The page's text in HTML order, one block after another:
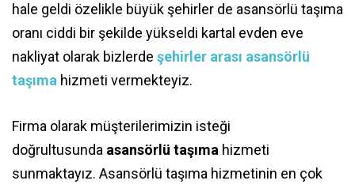
hale geldi özelikle büyük şehirler de asansörlü taşıma
oranı ciddi bir şekilde yükseldi kartal evden eve
nakliyat olarak bizlerde şehirler arası asansörlü
taşıma hizmeti vermekteyiz.
Firma olarak müşterilerimizin isteği
doğrultusunda asansörlü taşıma hizmeti
sunmaktayız. Asansörlü taşıma hizmetinin en çok